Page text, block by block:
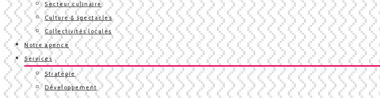
Secteur culinaire
Culture & spectacles
Collectivités locales
Notre agence
Services
Stratégie
Développement